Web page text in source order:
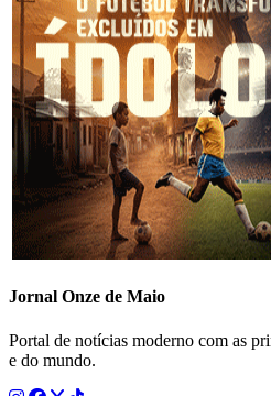
Jornal Onze de Maio
Portal de notícias moderno com as
e do mundo.